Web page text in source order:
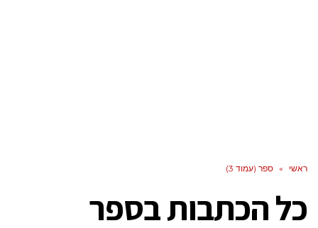
ראשי » ספר (עמוד 3)
כל הכתבות בספר